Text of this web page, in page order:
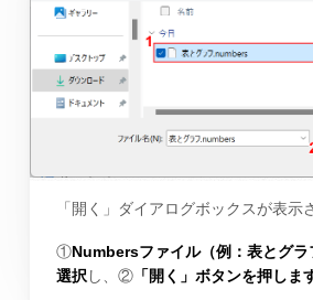
「開く」ダイアログボックスが表示
①Numbersファイル（例：表とグ
選択 し、②「開く」ボタンを押します